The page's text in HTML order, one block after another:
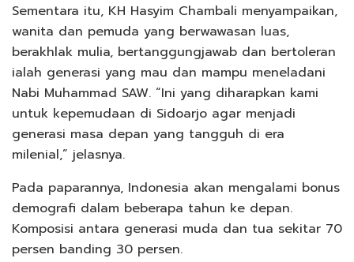
Sementara itu, KH Hasyim Chambali menyampaikan,
wanita dan pemuda yang berwawasan luas,
berakhlak mulia, bertanggungjawab dan bertoleran
ialah generasi yang mau dan mampu meneladani
Nabi Muhammad SAW. “Ini yang diharapkan kami
untuk kepemudaan di Sidoarjo agar menjadi
generasi masa depan yang tangguh di era
milenial,” jelasnya.
Pada paparannya, Indonesia akan mengalami bonus
demografi dalam beberapa tahun ke depan.
Komposisi antara generasi muda dan tua sekitar 70
persen banding 30 persen.